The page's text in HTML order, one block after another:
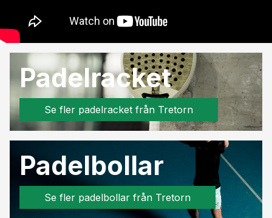
Padelracket
Se fler padelracket från Tretorn
Padelbollar
Se fler padelbollar från Tretorn